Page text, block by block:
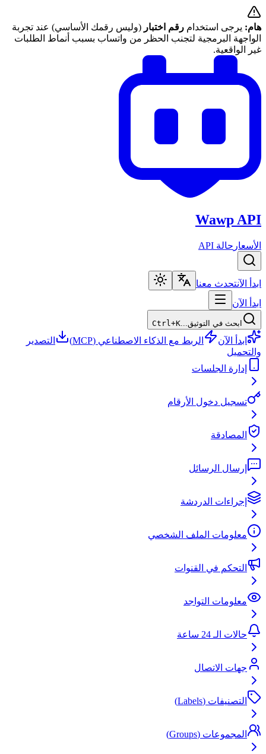
هام: يرجى استخدام رقم اختبار (وليس رقمك الأساسي) عند تجربة
الواجهة البرمجية لتجنب الحظر من واتساب بسبب أنماط الطلبات
غير الواقعية.
Wawp API
الأسعار حالة API
ابدأ الآنتحدث معنا
ابدأ الآن
ابحث في التوثيق... Ctrl+K
ابدأ الآن الربط مع الذكاء الاصطناعي (MCP)
التصدير
والتحميل
إدارة الجلسات
تسجيل دخول الأرقام
المصادقة
إرسال الرسائل
إجراءات الدردشة
معلومات الملف الشخصي
التحكم في القنوات
معلومات التواجد
حالات الـ 24 ساعة
جهات الاتصال
التصنيفات (Labels)
المجموعات (Groups)